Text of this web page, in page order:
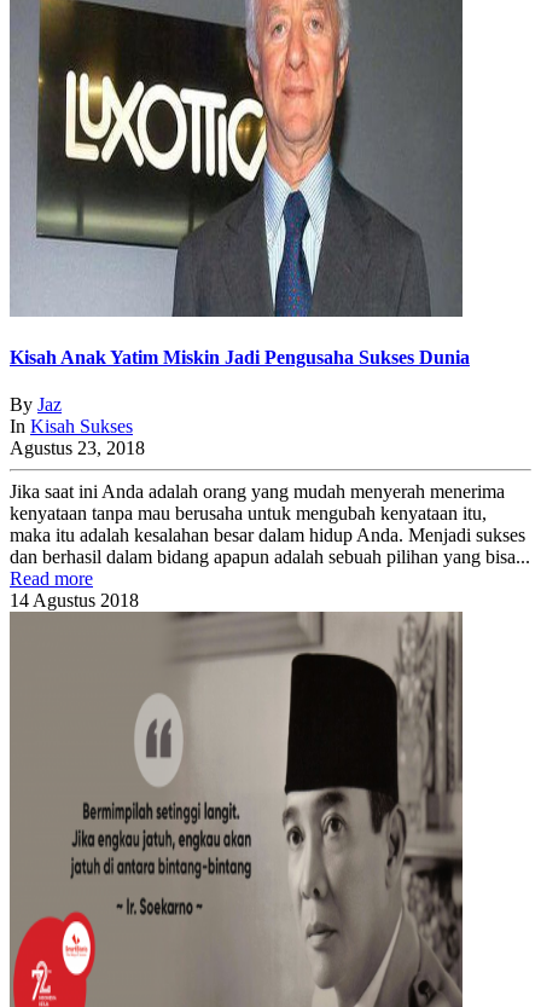
Kisah Anak Yatim Miskin Jadi Pengusaha Sukses Dunia
By Jaz
In Kisah Sukses
Agustus 23, 2018
Jika saat ini Anda adalah orang yang mudah menyerah menerima
kenyataan tanpa mau berusaha untuk mengubah kenyataan itu,
maka itu adalah kesalahan besar dalam hidup Anda. Menjadi sukses
dan berhasil dalam bidang apapun adalah sebuah pilihan yang bisa...
Read more
14 Agustus 2018